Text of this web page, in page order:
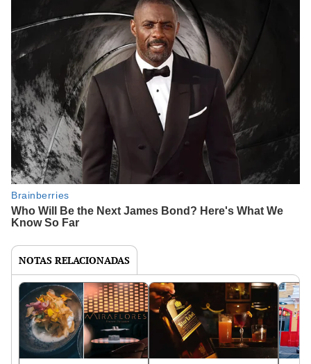
NOTAS RELACIONADAS